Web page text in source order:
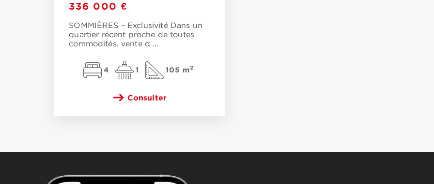
336 000 €
SOMMIÈRES – Exclusivité Dans un
quartier récent proche de toutes
commodités, vente d …
4 1 105 m2
Consulter